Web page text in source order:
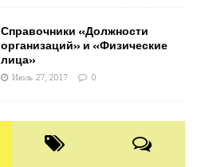
Справочники «Должности
организаций» и «Физические
лица»
Июль 27, 2017 0